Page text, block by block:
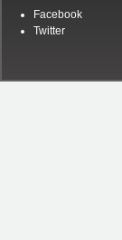
Facebook
Twitter